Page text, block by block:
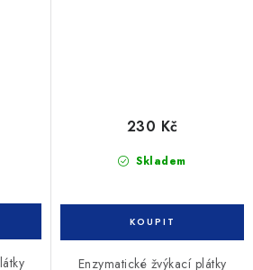
Skladem
230 Kč
Enzymatické žvýkací plátky